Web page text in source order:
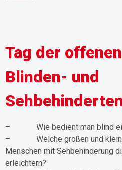
Tag der
Blinden- und
– Wie bedient man blind ein
– Welche großen und
Menschen mit Sehbehinderung
erleichtern?